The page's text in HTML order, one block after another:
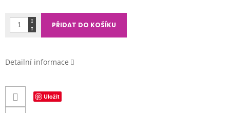
PŘIDAT DO KOŠÍKU
Detailní informace
Uložit